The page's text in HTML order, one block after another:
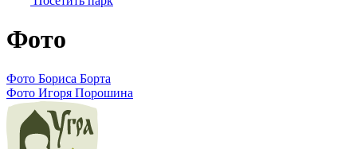
Фото
Фото Бориса Борта
Фото Игоря Порошина